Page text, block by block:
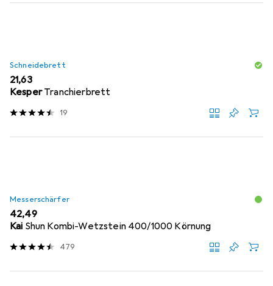
Schneidebrett
EUR
21,63
Kesper Tranchierbrett
19
Messerschärfer
EUR
42,49
Kai Shun Kombi-Wetzstein 400/1000 Körnung
479